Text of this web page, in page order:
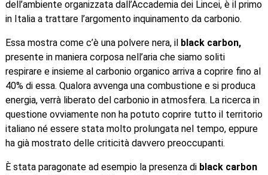
dell’ambiente organizzata dall’Accademia dei Lincei, è il primo
in Italia a trattare l’argomento inquinamento da carbonio.
Essa mostra come c’è una polvere nera, il black carbon,
presente in maniera corposa nell’aria che siamo soliti
respirare e insieme al carbonio organico arriva a coprire fino al
40% di essa. Qualora avvenga una combustione e si produca
energia, verrà liberato del carbonio in atmosfera. La ricerca in
questione ovviamente non ha potuto coprire tutto il territorio
italiano né essere stata molto prolungata nel tempo, eppure
ha già mostrato delle criticità davvero preoccupanti.
È stata paragonate ad esempio la presenza di black carbon